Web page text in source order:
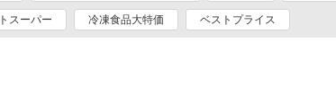
スーパー 冷凍食品大特価 ベストプライス